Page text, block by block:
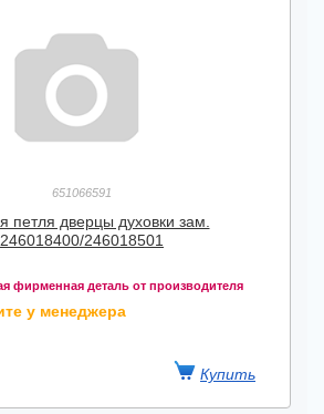
651066591
петля дверцы духовки зам.
246018400/246018501
фирменная деталь от производителя
у менеджера